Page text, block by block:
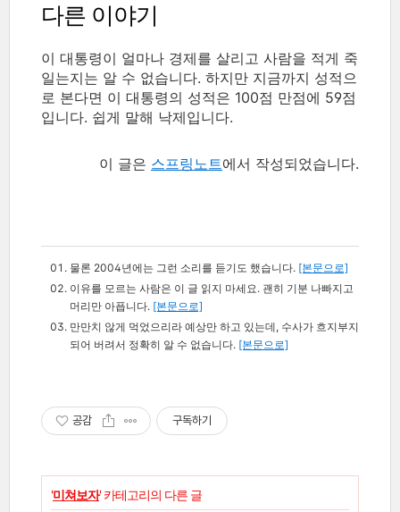
다른 이야기
이 대통령이 얼마나 경제를 살리고 사람을 적게 죽
일는지는 알 수 없습니다. 하지만 지금까지 성적으
로 본다면 이 대통령의 성적은 100점 만점에 59점
입니다. 쉽게 말해 낙제입니다.
이 글은 스프링노트에서 작성되었습니다.
물론 2004년에는 그런 소리를 듣기도 했습니다. [본문으로]
이유를 모르는 사람은 이 글 읽지 마세요. 괜히 기분 나빠지고
머리만 아픕니다. [본문으로]
만만치 않게 먹었으리라 예상만 하고 있는데, 수사가 흐지부지
되어 버려서 정확히 알 수 없습니다. [본문으로]
공감 구독하기
'미쳐보자' 카테고리의 다른 글